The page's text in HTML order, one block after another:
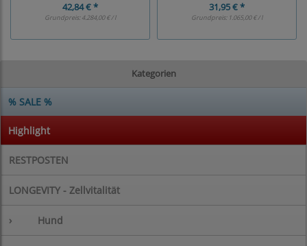
Kategorien
% SALE %
Highlight
RESTPOSTEN
LONGEVITY - Zellvitalität
› Hund
42,84 € *
Grundpreis:4.284,00 € / l
31,95 € *
Grundpreis: 1.065,00 € / l